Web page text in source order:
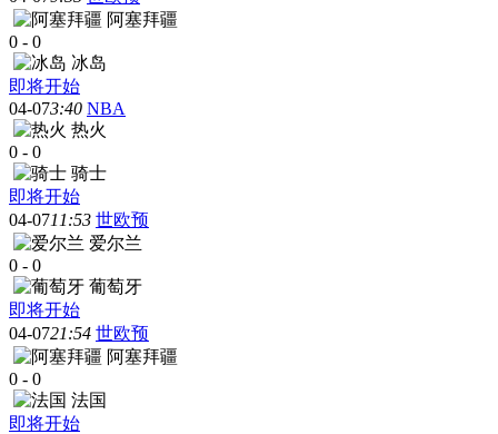
阿塞拜疆
0 - 0
冰岛
即将开始
04-073:40 NBA
热火
0 - 0
骑士
即将开始
04-0711:53 世欧预
爱尔兰
0 - 0
葡萄牙
即将开始
04-0721:54 世欧预
阿塞拜疆
0 - 0
法国
即将开始